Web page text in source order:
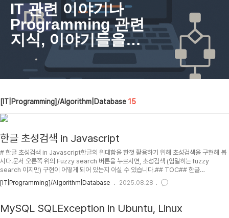
IT 관련 이야기나
Programming 관련
지식, 이야기들을
포스팅 합니다. 주로
HTML, CSS,
Vert.x JAVA 에
[IT|Programming]/Algorithm|Database 15
한글 초성검색 in Javascript
# 한글 초성검색 in Javascript한글의 위대함을 한껏 활용하기 위해 초성검색을 구현해 봅
시다.문서 오른쪽 위의 Fuzzy search 버튼을 누르시면, 초성검색 (엄밀히는 fuzzy
search 이지만) 구현이 어떻게 되어 있는지 아실 수 있습니다.## TOC## 한글
Encoding in Javascript자바스크립트의 문자열은 내부적으로 16비트 유니코드로 처리 .
유니코드에서 한글은 코드값 OxAC00부터 시작하며, 초성 19 / 중성 21 / 종성 28 개의 조
에서... (Hangul Syllables 부분에 한글 음절에 대한 유니코드표)Hangul Array초성 "ㄱ",
"ㄲ", "ㄴ",..
[IT|Programming]/Algorithm|Database 2025.08.28
MySQL SQLException in Ubuntu, Linux